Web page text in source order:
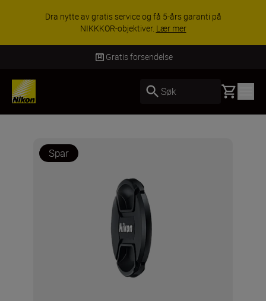
Dra nytte av gratis service og få 5-års garanti på
NIKKKOR-objektiver. Lær mer
Gratis forsendelse
Søk Basket
Spar